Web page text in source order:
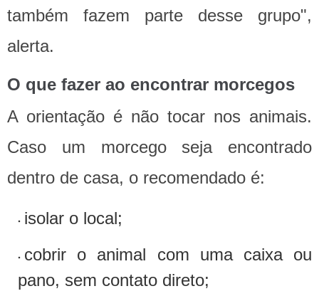
também fazem parte desse grupo",
alerta.
O que fazer ao encontrar morcegos
A orientação é não tocar nos animais.
Caso um morcego seja encontrado
dentro de casa, o recomendado é:
isolar o local;
cobrir o animal com uma caixa ou
pano, sem contato direto;